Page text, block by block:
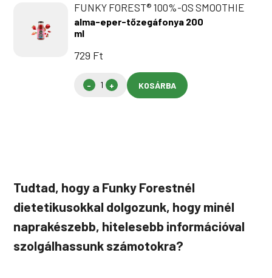
FUNKY FOREST® 100%-OS SMOOTHIE
alma-eper-tőzegáfonya 200
ml
729 Ft
KOSÁRBA
Tudtad, hogy a Funky Forestnél
dietetikusokkal dolgozunk, hogy minél
naprakészebb, hitelesebb információval
szolgálhassunk számotokra?